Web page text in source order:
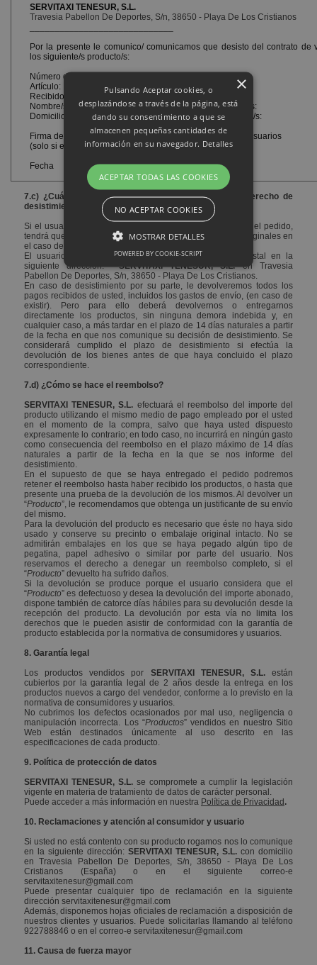
SERVITAXI TENESUR, S.L.
Travesia Pabellon De Deportes, S/n, 38650 - Playa De Los Cristianos
Por la presente le comunico/ comunicamos que desisto del contrato de
los siguiente/s producto/s:
Número de pedido:
Artículo:
Recibido en fecha:
Nombre/s del/de los consumidor/consumidores y usuario/s:
Domicilio/s del/de los consumidor/consumidores y usuario/s:
Firma del consumidor y usuario o de los consumidores y usuarios
(solo si el presente formulario se presenta en papel)
Fecha
7.c) ¿Cuáles son los requisitos para el ejercicio de derecho de
desistimiento?
Si el usuario decide desistir de su compra una vez llegue el pedido,
tendrá que hacerse responsable de los gastos de envío originales en
el caso de existir.
El usuario podrá devolver los productos por correo postal en la
siguiente dirección:SERVITAXI TENESUR, S.L.en Travesia
Pabellon De Deportes, S/n, 38650 - Playa De Los Cristianos.
En caso de desistimiento por su parte, le devolveremos todos los
pagos recibidos de usted, incluidos los gastos de envío, (en caso de
existir). Pero para ello deberá devolvernos o entregarnos
directamente los productos, sin ninguna demora indebida y, en
cualquier caso, a más tardar en el plazo de 14 días naturales a partir
de la fecha en que nos comunique su decisión de desistimiento. Se
considerará cumplido el plazo de desistimiento si efectúa la
devolución de los bienes antes de que haya concluido el plazo
correspondiente.
7.d) ¿Cómo se hace el reembolso?
SERVITAXI TENESUR, S.L. efectuará el reembolso del importe del
producto utilizando el mismo medio de pago empleado por el usted
en el momento de la compra, salvo que haya usted dispuesto
expresamente lo contrario; en todo caso, no incurrirá en ningún gasto
como consecuencia del reembolso en el plazo máximo de 14 días
naturales a partir de la fecha en la que se nos informe del
desistimiento.
En el supuesto de que se haya entregado el pedido podremos
retener el reembolso hasta haber recibido los productos, o hasta que
presente una prueba de la devolución de los mismos. Al devolver un
“Producto”, le recomendamos que obtenga un justificante de su envío
del mismo.
Para la devolución del producto es necesario que éste no haya sido
usado y conserve su precinto o embalaje original intacto. No se
admitirán embalajes en los que se haya pegado algún tipo de
pegatina, papel adhesivo o similar por parte del usuario. Nos
reservamos el derecho a denegar un reembolso completo, si el
“Producto” devuelto ha sufrido daños.
Si la devolución se produce porque el usuario considera que el
“Producto” es defectuoso y desea la devolución del importe abonado,
dispone también de catorce días hábiles para su devolución desde la
recepción del producto. La devolución por esta vía no limita los
derechos que le pueden asistir de conformidad con la garantía de
producto establecida por la normativa de consumidores y usuarios.
8. Garantía legal
Los productos vendidos por SERVITAXI TENESUR, S.L.están
cubiertos por la garantía legal de 2 años desde la entrega en los
productos nuevos a cargo del vendedor, conforme a lo previsto en la
normativa de consumidores y usuarios.
No cubrimos los defectos ocasionados por mal uso, negligencia o
manipulación incorrecta. Los “Productos” vendidos en nuestro Sitio
Web están destinados únicamente al uso descrito en las
especificaciones de cada producto.
9. Política de protección de datos
SERVITAXI TENESUR, S.L.se compromete a cumplir la legislación
vigente en materia de tratamiento de datos de carácter personal.
Puede acceder a más información en nuestra Política de Privacidad .
10. Reclamaciones y atención al consumidor y usuario
Si usted no está contento con su producto rogamos nos lo comunique
en la siguiente dirección: SERVITAXI TENESUR, S.L. con domicilio
en Travesia Pabellon De Deportes, S/n, 38650 - Playa De Los
Cristianos (España) o en el siguiente correo-e
servitaxitenesur@gmail.com
Puede presentar cualquier tipo de reclamación en la siguiente
dirección servitaxitenesur@gmail.com
Además, disponemos hojas oficiales de reclamación a disposición de
nuestros clientes y usuarios. Puede solicitarlas llamando al teléfono
922788846 o en el correo-e servitaxitenesur@gmail.com
11. Causa de fuerza mayor
Pulsando Aceptar cookies, o
desplazándose a través de la página, está
dando su consentimiento a que se
almacenen pequeñas cantidades de
información en su navegador. Detalles
ACEPTAR TODAS LAS COOKIES
NO ACEPTAR COOKIES
MOSTRAR DETALLES
Estrictamente necesarias
Rendimiento
Orientación
Las cookies estrictamente necesarias
permiten la funcionalidad central del
sitio web, como el inicio de sesión del
usuario y la administración de la
cuenta. El sitio web no puede utilizarse
estrictamente necesarias.
Nombre Dominio
CookieScriptConsent
.servitaxitenesur.com
cfid www.servitaxitenesur.com
cftoken www.servitaxitenesur.com
POWERED BY COOKIE-SCRIPT
×